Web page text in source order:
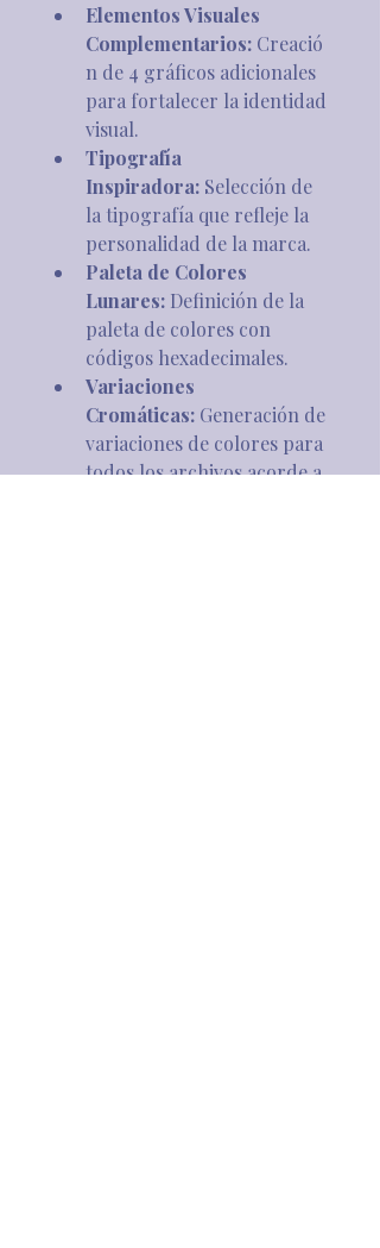
Elementos Visuales
Complementarios: Creació
n de 4 gráficos adicionales
para fortalecer la identidad
visual.
Tipografía
Inspiradora: Selección de
la tipografía que refleje la
personalidad de la marca.
Paleta de Colores
Lunares: Definición de la
paleta de colores con
códigos hexadecimales.
Variaciones
Cromáticas: Generación de
variaciones de colores para
todos los archivos acorde a